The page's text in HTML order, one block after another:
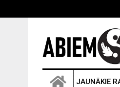
JAUNĀKIE